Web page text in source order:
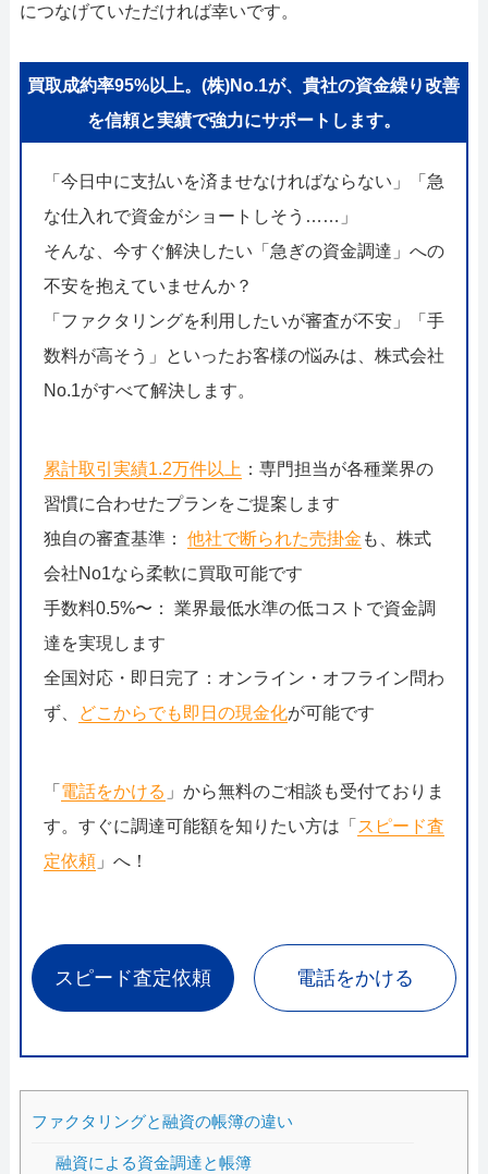
につなげていただければ幸いです。
買取成約率95%以上。(株)No.1が、貴社の資金繰り改善
を信頼と実績で強力にサポートします。
「今日中に支払いを済ませなければならない」「急
な仕入れで資金がショートしそう……」
そんな、今すぐ解決したい「急ぎの資金調達」への
不安を抱えていませんか？
「ファクタリングを利用したいが審査が不安」「手
数料が高そう」といったお客様の悩みは、株式会社
No.1がすべて解決します。
累計取引実績1.2万件以上 ：専門担当が各種業界の
習慣に合わせたプランをご提案します
独自の審査基準： 他社で断られた売掛金 も、株式
会社No1なら柔軟に買取可能です
手数料0.5%〜： 業界最低水準の低コストで資金調
達を実現します
全国対応・即日完了：オンライン・オフライン問わ
ず、
どこからでも即日の現金化が可能です
「 電話をかける 」から無料のご相談も受付ておりま
す。すぐに調達可能額を知りたい方は「 スピード査
定依頼」へ！
スピード査定依頼 電話をかける
ファクタリングと融資の帳簿の違い
融資による資金調達と帳簿